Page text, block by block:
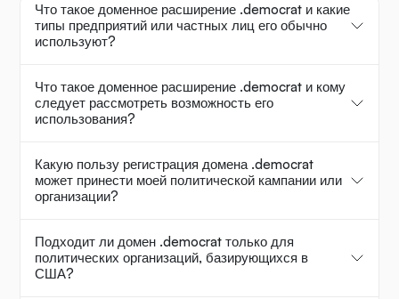
Что такое доменное расширение .democrat и какие
типы предприятий или частных лиц его обычно
используют?
Что такое доменное расширение .democrat и кому
следует рассмотреть возможность его
использования?
Какую пользу регистрация домена .democrat
может принести моей политической кампании или
организации?
Подходит ли домен .democrat только для
политических организаций, базирующихся в
США?